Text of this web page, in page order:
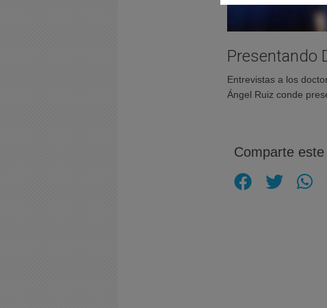
Presentando
Entrevistas a los
Ángel Ruiz conde
Comparte